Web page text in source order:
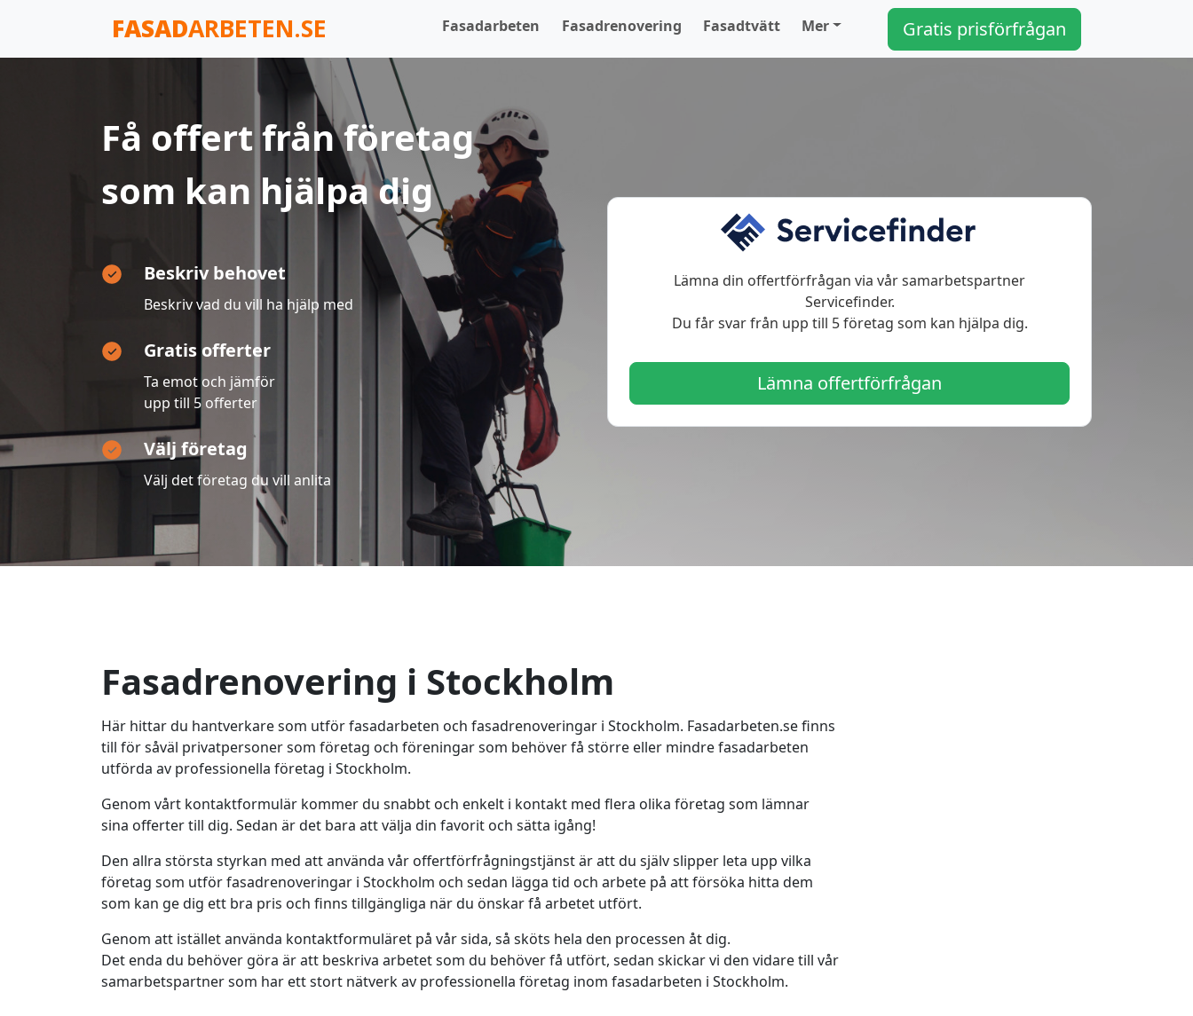
FASADARBETEN.SE Fasadarbeten Fasadrenovering Fasadtvätt Mer Gratis prisförfrågan
Få offert från företag
som kan hjälpa dig
Beskriv behovet
Beskriv vad du vill ha hjälp med
Gratis offerter
Ta emot och jämför
upp till 5 offerter
Välj företag
Välj det företag du vill anlita
Lämna din offertförfrågan via vår samarbetspartner
Servicefinder.
Du får svar från upp till 5 företag som kan hjälpa dig.
Lämna offertförfrågan
Fasadrenovering i Stockholm
Här hittar du hantverkare som utför fasadarbeten och fasadrenoveringar i Stockholm. Fasadarbeten.se finns
till för såväl privatpersoner som företag och föreningar som behöver få större eller mindre fasadarbeten
utförda av professionella företag i Stockholm.
Genom vårt kontaktformulär kommer du snabbt och enkelt i kontakt med flera olika företag som lämnar
sina offerter till dig. Sedan är det bara att välja din favorit och sätta igång!
Den allra största styrkan med att använda vår offertförfrågningstjänst är att du själv slipper leta upp vilka
företag som utför fasadrenoveringar i Stockholm och sedan lägga tid och arbete på att försöka hitta dem
som kan ge dig ett bra pris och finns tillgängliga när du önskar få arbetet utfört.
Genom att istället använda kontaktformuläret på vår sida, så sköts hela den processen åt dig.
Det enda du behöver göra är att beskriva arbetet som du behöver få utfört, sedan skickar vi den vidare till vår
samarbetspartner som har ett stort nätverk av professionella företag inom fasadarbeten i Stockholm.